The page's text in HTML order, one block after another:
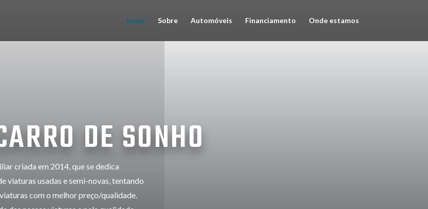
Início Sobre Automóveis Financiamento Onde estamos
DE SONHO
criada em 2014, que se dedica
viaturas usadas e semi-novas, tentando
com o melhor preço/qualidade.